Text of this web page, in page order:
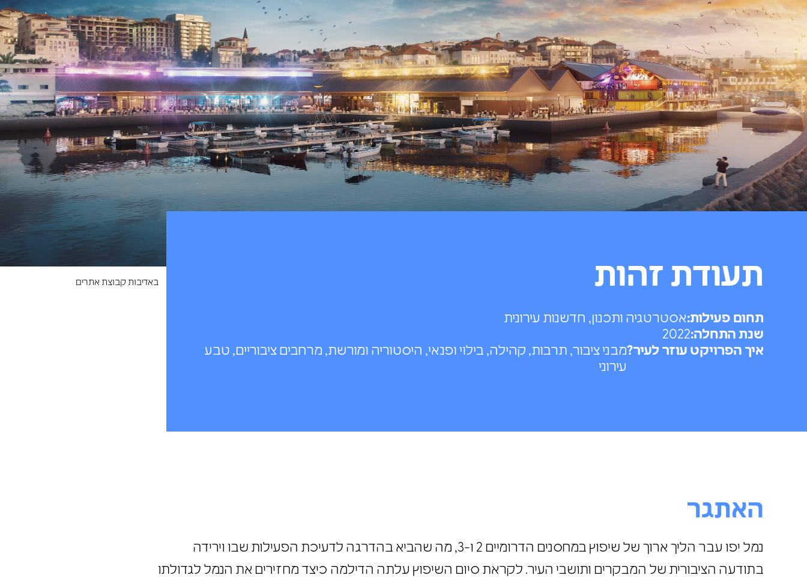
באדיבות קבוצת אתרים תעודת זהות
תחום פעילות:אסטרטגיה ותכנון, חדשנות עירונית
שנת התחלה:2022
איך הפרויקט עוזר לעיר?מבני ציבור, תרבות, קהילה, בילוי ופנאי, היסטוריה ומורשת, מרחבים ציבוריים, טבע
עירוני
האתגר
נמל יפו עבר הליך ארוך של שיפוץ במחסנים הדרומיים 2 ו-3, מה שהביא בהדרגה לדעיכת הפעילות שבו וירידה
בתודעה הציבורית של המבקרים ותושבי העיר. לקראת סיום השיפוץ עלתה הדילמה כיצד מחזירים את הנמל לגדולתו